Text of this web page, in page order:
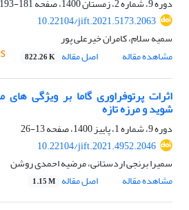
دوره 9، شماره 2، زمستان 1400، صفحه
181-193
10.22104/jift.2021.5173.2063
سمیه سلام، کامران خیرعلی پور
مشاهده مقاله
اصل مقاله 822.26 K
اثرات پرتوفراوری گاما بر ویژگی
شوید و مرزه تازه
دوره 9، شماره 1، پاییز 1400، صفحه
13-26
10.22104/jift.2021.4952.2046
سمیرا برنجی اردستانی، مرضیه احمدی روشن
مشاهده مقاله
اصل مقاله 1.15 M